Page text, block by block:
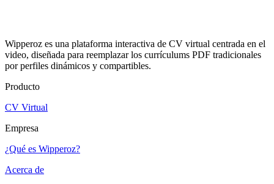
Wipperoz es una plataforma interactiva de CV virtual centrada en el
video, diseñada para reemplazar los currículums PDF tradicionales
por perfiles dinámicos y compartibles.
Producto
CV Virtual
Empresa
¿Qué es Wipperoz?
Acerca de